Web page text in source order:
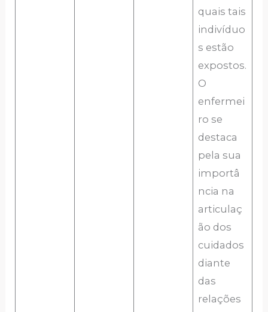
quais tais
indivíduo
s estão
expostos.
O
enfermei
ro se
destaca
pela sua
importâ
ncia na
articulaç
ão dos
cuidados
diante
das
relações